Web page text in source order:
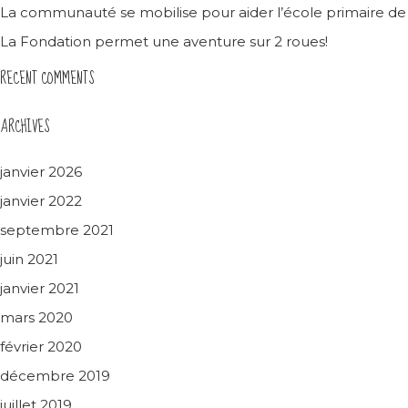
La communauté se mobilise pour aider l’école primaire
La Fondation permet une aventure sur 2 roues!
RECENT COMMENTS
ARCHIVES
janvier 2026
janvier 2022
septembre 2021
juin 2021
janvier 2021
mars 2020
février 2020
décembre 2019